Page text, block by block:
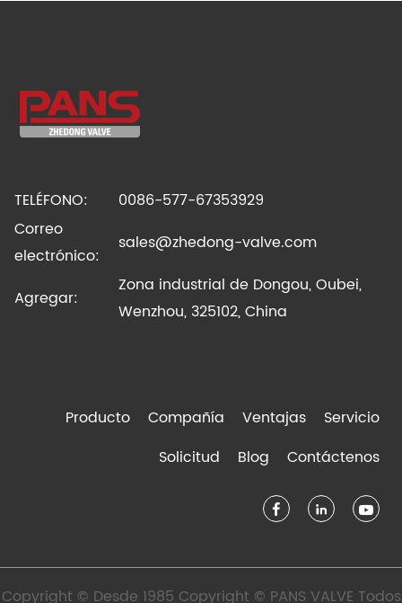
TELÉFONO:
0086-577-67353929
Correo
electrónico:
sales@zhedong-valve.com
Agregar:
Zona industrial de Dongou, Oubei,
Wenzhou, 325102, China
Producto Compañía Ventajas
Servicio
Solicitud
Blog Contáctenos
Copyright © Desde 1985 Copyright © PANS VALVE Todos